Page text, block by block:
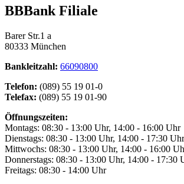
BBBank Filiale
Barer Str.1 a
80333 München
Bankleitzahl: 66090800
Telefon: (089) 55 19 01-0
Telefax: (089) 55 19 01-90
Öffnungszeiten:
Montags: 08:30 - 13:00 Uhr, 14:00 - 16:00 Uhr
Dienstags: 08:30 - 13:00 Uhr, 14:00 - 17:30 Uhr
Mittwochs: 08:30 - 13:00 Uhr, 14:00 - 16:00
Donnerstags: 08:30 - 13:00 Uhr, 14:00 - 17:30
Freitags: 08:30 - 14:00 Uhr